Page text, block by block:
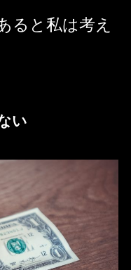
ると私は考え
い